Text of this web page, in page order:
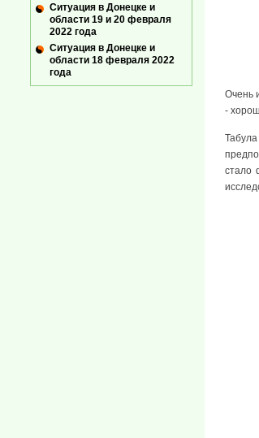
Очень
-
стало
Ситуация в Донецке и
области 19 и 20 февраля
2022 года
Ситуация в Донецке и
области 18 февраля 2022
года